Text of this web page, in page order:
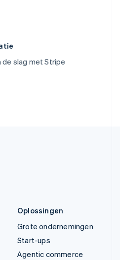
de slag met Stripe
Oplossingen
Grote ondernemingen
Start-ups
Agentic commerce